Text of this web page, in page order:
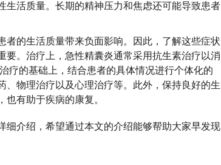
生活质量。长期的精神压力和焦虑还可能导致患者
者的生活质量带来负面影响。因此，了解这些症状
要。治疗上，急性精囊炎通常采用抗生素治疗以消
疗的基础上，结合患者的具体情况进行个体化的
、物理治疗以及心理治疗等。此外，保持良好的生
有助于疾病的康复。
细介绍，希望通过本文的介绍能够帮助大家早发现